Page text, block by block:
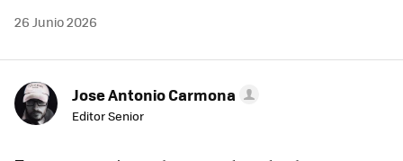
26 Junio 2026
Jose Antonio Carmona
Editor Senior